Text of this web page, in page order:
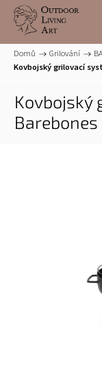
Domů / Grilování /
Kovbojský grilovací
Kovbojský